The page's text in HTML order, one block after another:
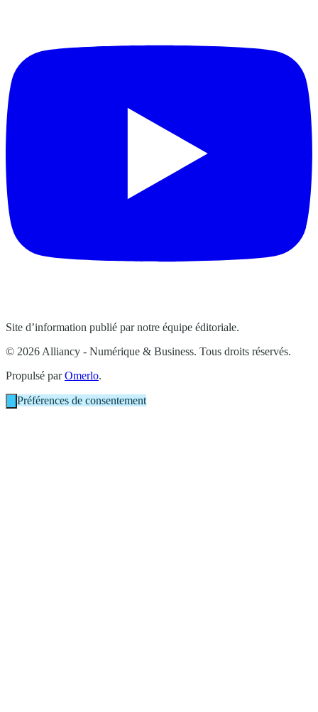
Site d’information publié par notre équipe éditoriale.
© 2026 Alliancy - Numérique & Business. Tous droits réservés.
Propulsé parOmerlo.
Préférences de consentement